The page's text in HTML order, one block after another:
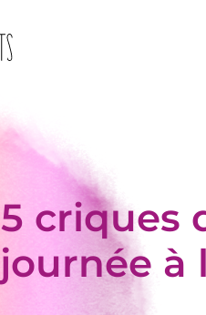
5 criques
journée à